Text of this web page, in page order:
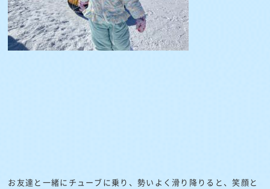
お友達と一緒にチューブに乗り、勢いよく滑り降りると、笑顔と